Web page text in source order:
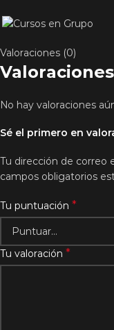
Valoraciones (0)
Valoraciones
No hay valoraciones
Sé el primero en
Tu dirección de correo
campos obligatorios
Tu puntuación *
Tu valoración *